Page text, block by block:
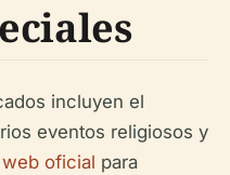
incluyen el
eventos religiosos y
oficial para